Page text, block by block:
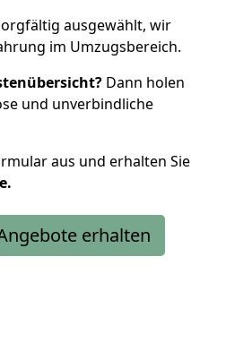
ausgewählt, wir
im Umzugsbereich.
Dann holen
und unverbindliche
aus und erhalten Sie
erhalten